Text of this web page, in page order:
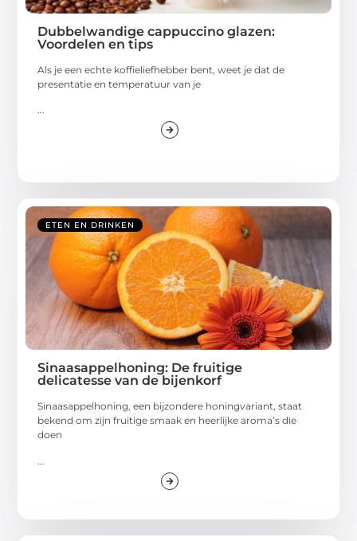
Dubbelwandige cappuccino glazen:
Voordelen en tips
Als je een echte koffieliefhebber bent, weet je dat de
presentatie en temperatuur van je
...
ETEN EN DRINKEN
Sinaasappelhoning: De fruitige
delicatesse van de bijenkorf
Sinaasappelhoning, een bijzondere honingvariant, staat
bekend om zijn fruitige smaak en heerlijke aroma’s die
doen